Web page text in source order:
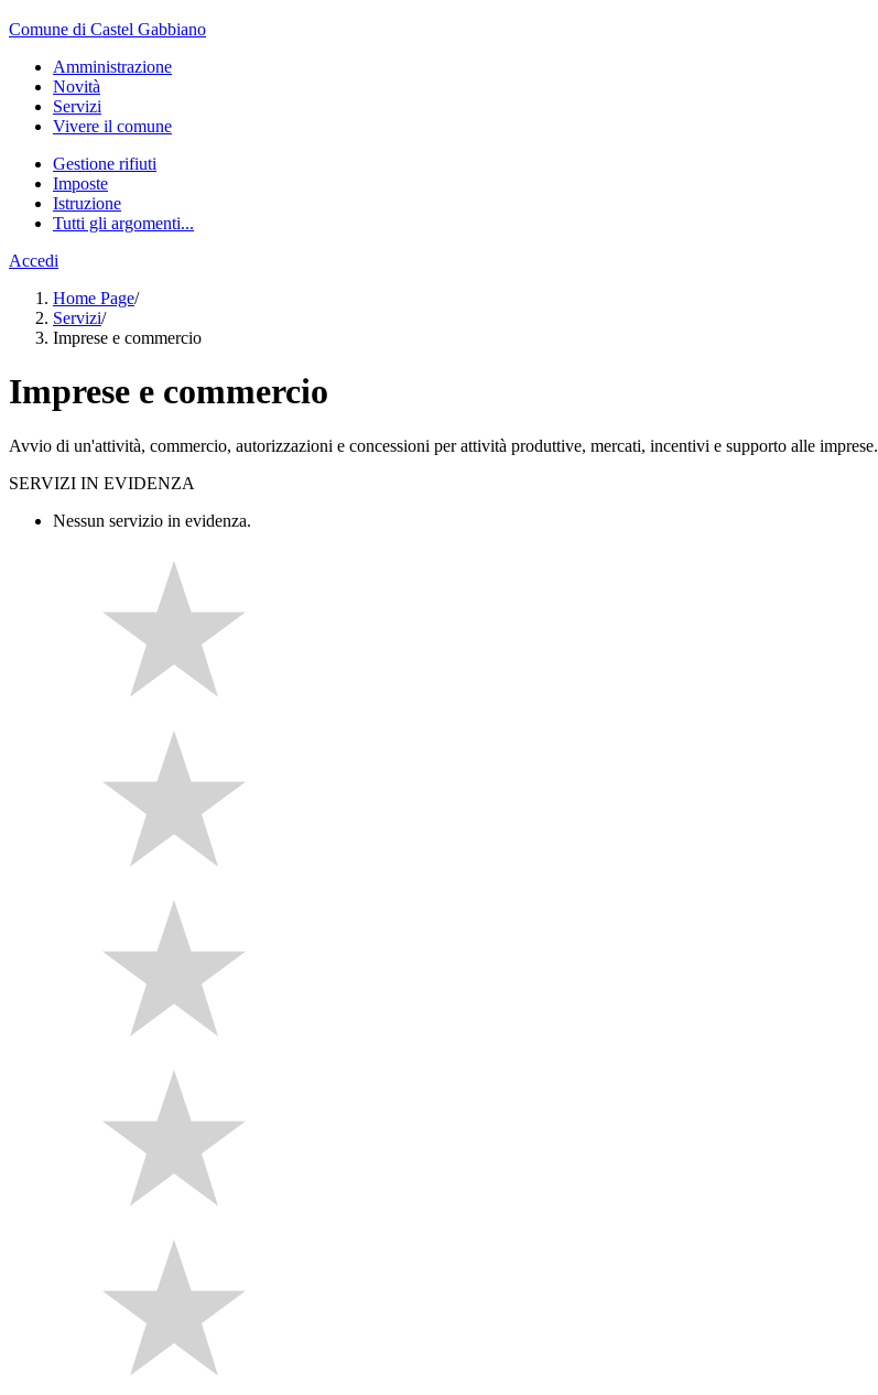
Comune di Castel Gabbiano
Amministrazione
Novità
Servizi
Vivere il comune
Gestione rifiuti
Imposte
Istruzione
Tutti gli argomenti...
Accedi
Home Page/
Servizi/
Imprese e commercio
Imprese e commercio
Avvio di un'attività, commercio, autorizzazioni e concessioni per attività produttive, mercati, incentivi e supporto alle imprese.
SERVIZI IN EVIDENZA
Nessun servizio in evidenza.